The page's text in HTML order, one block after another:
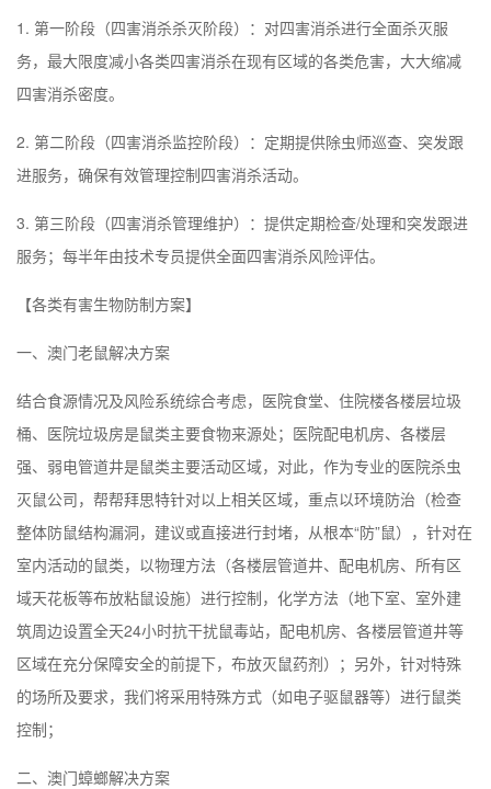
1. 第一阶段（四害消杀杀灭阶段）：对四害消杀进行全面杀灭服
务，最大限度减小各类四害消杀在现有区域的各类危害，大大缩减
四害消杀密度。
2. 第二阶段（四害消杀监控阶段）：定期提供除虫师巡查、突发跟
进服务，确保有效管理控制四害消杀活动。
3. 第三阶段（四害消杀管理维护）：提供定期检查/处理和突发跟进
服务；每半年由技术专员提供全面四害消杀风险评估。
【各类有害生物防制方案】
一、 澳门老鼠解决方案
结合食源情况及风险系统综合考虑，医院食堂、住院楼各楼层垃圾
桶、医院垃圾房是鼠类主要食物来源处；医院配电机房、各楼层
强、弱电管道井是鼠类主要活动区域，对此，作为专业的医院杀虫
灭鼠公司，帮帮拜思特针对以上相关区域，重点以环境防治（检查
整体防鼠结构漏洞，建议或直接进行封堵，从根本“防”鼠），针对在
室内活动的鼠类，以物理方法（各楼层管道井、配电机房、所有区
域天花板等布放粘鼠设施）进行控制，化学方法（地下室、室外建
筑周边设置全天24小时抗干扰鼠毒站，配电机房、各楼层管道井等
区域在充分保障安全的前提下，布放灭鼠药剂）；另外，针对特殊
的场所及要求，我们将采用特殊方式（如电子驱鼠器等）进行鼠类
控制；
二、 澳门蟑螂解决方案